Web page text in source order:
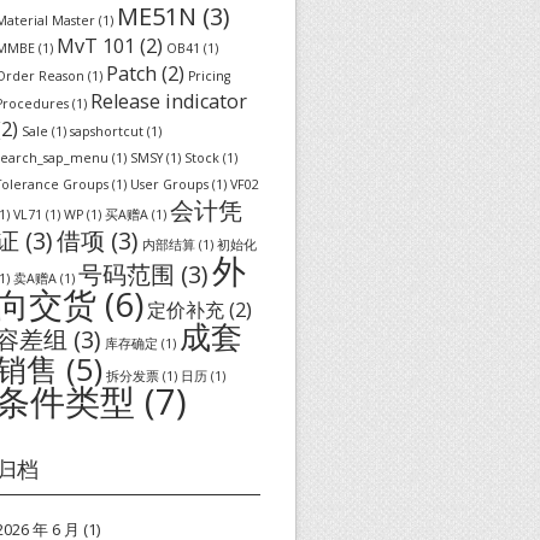
Master (1) ME51N (3)
(1) MvT 101 (2) OB41 (1)
Reason (1) Patch (2) Pricing
(1) Release indicator
Sale (1) sapshortcut (1)
(1) SMSY(1) Stock (1)
Groups (1) User Groups (1) VF02
VL71 (1) WP (1) 买A赠A (1) 会计凭
(3)借项 (3) 内部结算 (1) 初始化
卖A赠A (1) 号码范围 (3)外
交货 (6)定价补充(2)
差组 (3) 库存确定 (1) 成套
售 (5) 拆分发票 (1) 日历 (1)
件类型 (7)
档
年 6 月 (1)